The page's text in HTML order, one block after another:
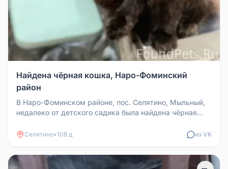
Найдена чёрная кошка, Наро-Фоминский
район
В Наро-Фоминском районе, пос. Селятино, Мыльный,
недалеко от детского садика была найдена чёрная
Селятино•108 д из VK